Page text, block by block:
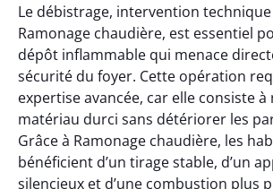
Le débistrage, intervention
Ramonage chaudière, est essentiel
dépôt inflammable qui menace
sécurité du foyer. Cette opération
expertise avancée, car elle consiste
matériau durci sans détériorer les
Grâce à Ramonage chaudière, les
bénéficient d’un tirage stable, d’un
silencieux et d’une combustion plus